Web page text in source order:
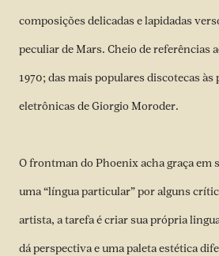
composições delicadas e lapidadas
peculiar de Mars. Cheio de referências
1970; das mais populares discotecas às
eletrônicas de Giorgio Moroder.
O frontman do Phoenix acha graça em
uma “língua particular” por alguns
artista, a tarefa é criar sua própria
dá perspectiva e uma paleta estética